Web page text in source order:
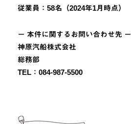
従業員：58名（2024年1月時点）
－ 本件に関するお問い合わせ先 －
神原汽船株式会社
総務部
TEL：084-987-5500